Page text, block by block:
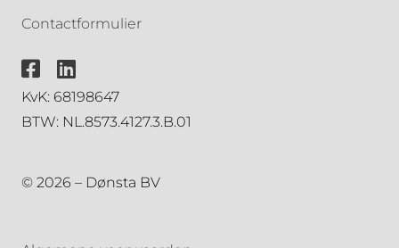
Contactformulier
KvK: 68198647
BTW: NL.8573.4127.3.B.01
© 2026 – Dønsta BV